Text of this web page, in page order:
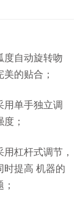
度自动旋转吻
的贴合；
用单手独立调
；
杠杆式调节，
时提高 机器的